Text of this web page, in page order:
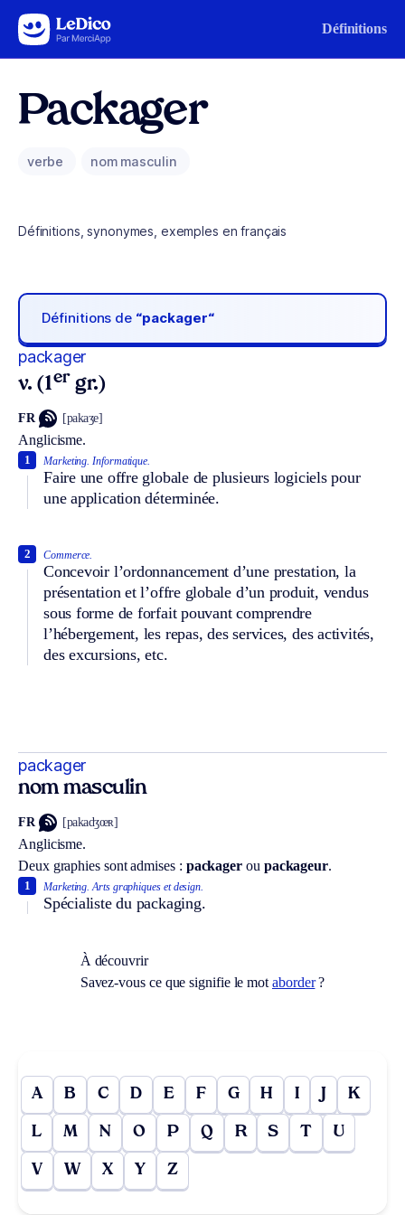
Aller au contenu Définitions
Packager
verbe nom masculin
Définitions, synonymes, exemples en français
Définitions de “packager“
packager
v. (1er gr.)
FR [pakaʒe]
Anglicisme.
Marketing. Informatique.
Faire une offre globale de plusieurs logiciels pour
une application déterminée.
1
Commerce.
Concevoir l’ordonnancement d’une prestation, la
présentation et l’offre globale d’un produit, vendus
sous forme de forfait pouvant comprendre
l’hébergement, les repas, des services, des activités,
des excursions, etc.
2
packager
nom masculin
FR [pakadʒœʀ]
Anglicisme.
Deux graphies sont admises : packager ou packageur.
Marketing. Arts graphiques et design.
Spécialiste du packaging.
1
À découvrir
Savez-vous ce que signifie le mot aborder?
A B C D E F G H I J K
L M N O P Q R S T U
V W X Y Z